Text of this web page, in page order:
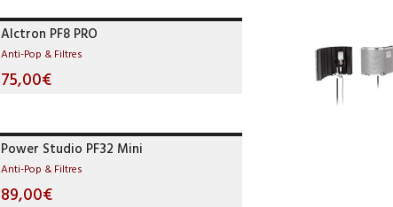
Alctron PF8 PRO
Anti-Pop & Filtres
75,00€
Power Studio PF32 Mini
Anti-Pop & Filtres
89,00€